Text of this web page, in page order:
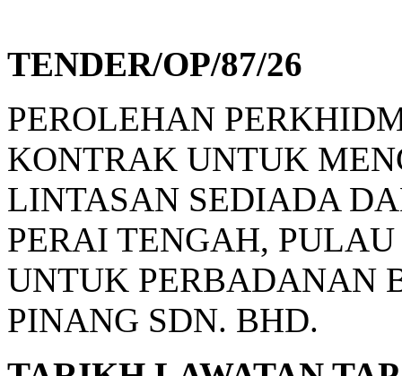
TENDER/OP/87/26
PEROLEHAN
KONTRAK UNTUK
LINTASAN SEDIADA
PERAI TENGAH,
UNTUK PERBADANAN
PINANG SDN. BHD.